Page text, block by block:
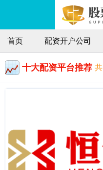
首页 配资开户公司
十大配资平台推荐 共